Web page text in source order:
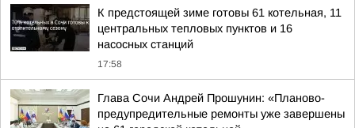
К предстоящей зиме готовы 61 котельная, 11
центральных тепловых пунктов и 16
насосных станций
17:58
Глава Сочи Андрей Прошунин: «Планово-
предупредительные ремонты уже завершены